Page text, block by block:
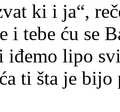
ki i ja“,
i tebe ću se
iđemo lipo
ti šta je